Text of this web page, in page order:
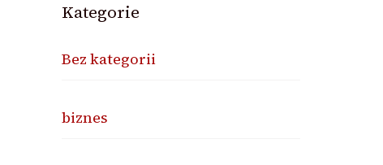
Kategorie
Bez kategorii
biznes